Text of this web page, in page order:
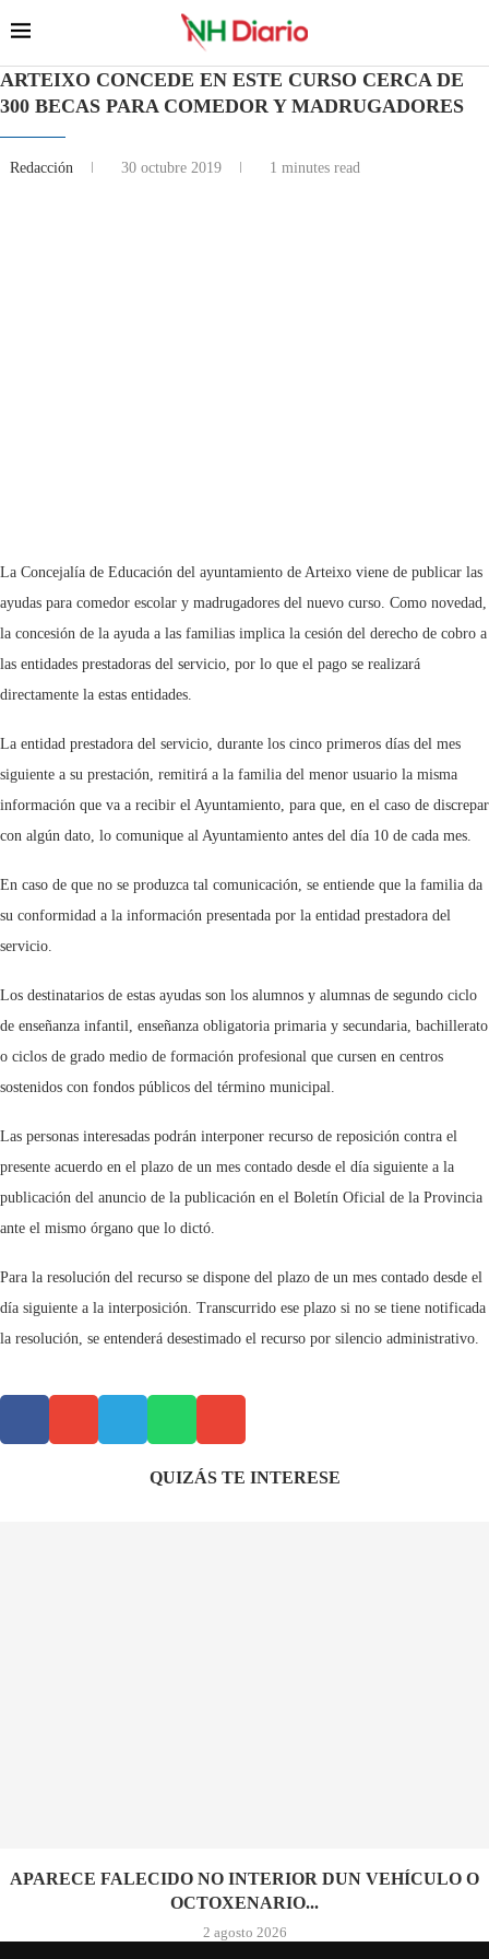
ARTEIXO CONCEDE EN ESTE CURSO CERCA DE
300 BECAS PARA COMEDOR Y MADRUGADORES
Redacción 30 octubre 2019 1 minutes read
La Concejalía de Educación del ayuntamiento de Arteixo viene de publicar las
ayudas para comedor escolar y madrugadores del nuevo curso. Como novedad,
la concesión de la ayuda a las familias implica la cesión del derecho de cobro a
las entidades prestadoras del servicio, por lo que el pago se realizará
directamente la estas entidades.
La entidad prestadora del servicio, durante los cinco primeros días del mes
siguiente a su prestación, remitirá a la familia del menor usuario la misma
información que va a recibir el Ayuntamiento, para que, en el caso de discrepar
con algún dato, lo comunique al Ayuntamiento antes del día 10 de cada mes.
En caso de que no se produzca tal comunicación, se entiende que la familia da
su conformidad a la información presentada por la entidad prestadora del
servicio.
Los destinatarios de estas ayudas son los alumnos y alumnas de segundo ciclo
de enseñanza infantil, enseñanza obligatoria primaria y secundaria, bachillerato
o ciclos de grado medio de formación profesional que cursen en centros
sostenidos con fondos públicos del término municipal.
Las personas interesadas podrán interponer recurso de reposición contra el
presente acuerdo en el plazo de un mes contado desde el día siguiente a la
publicación del anuncio de la publicación en el Boletín Oficial de la Provincia
ante el mismo órgano que lo dictó.
Para la resolución del recurso se dispone del plazo de un mes contado desde el
día siguiente a la interposición. Transcurrido ese plazo si no se tiene notificada
la resolución, se entenderá desestimado el recurso por silencio administrativo.
QUIZÁS TE INTERESE
APARECE FALECIDO NO INTERIOR DUN VEHÍCULO O
OCTOXENARIO...
2 agosto 2026